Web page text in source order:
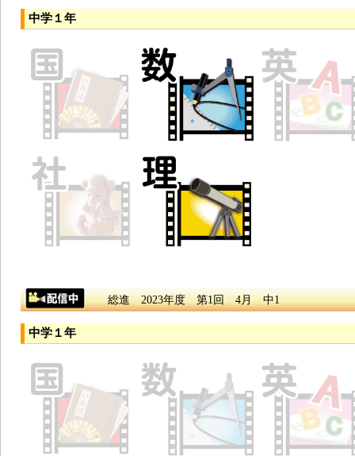
中学１年
総進 2023年度 第1回 4月 中1
中学１年